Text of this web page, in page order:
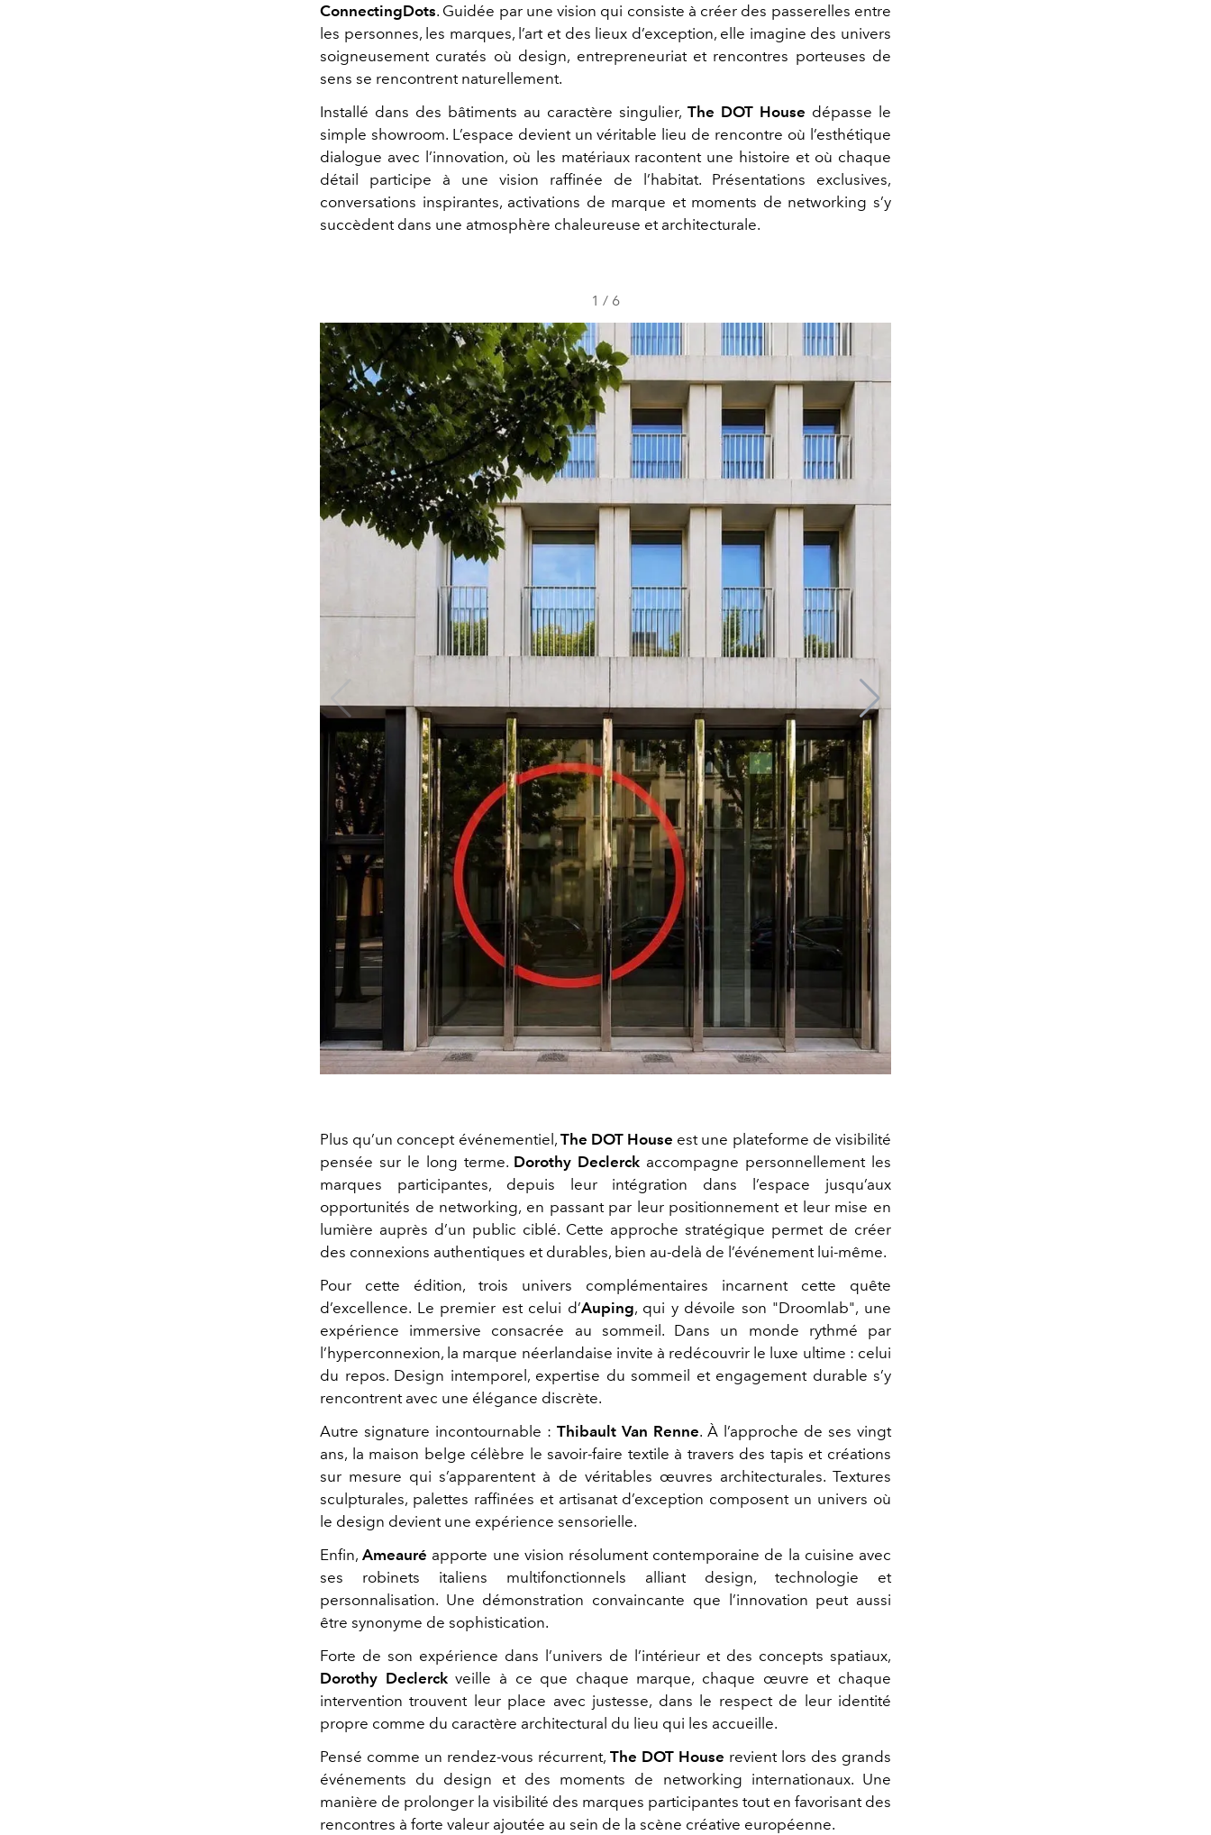
ConnectingDots. Guidée par une vision qui consiste à créer des passerelles entre
les personnes, les marques, l’art et des lieux d’exception, elle imagine des univers
soigneusement curatés où design, entrepreneuriat et rencontres porteuses de
sens se rencontrent naturellement.
Installé dans des bâtiments au caractère singulier, The DOT House dépasse le
simple showroom. L’espace devient un véritable lieu de rencontre où l’esthétique
dialogue avec l’innovation, où les matériaux racontent une histoire et où chaque
détail participe à une vision raffinée de l’habitat. Présentations exclusives,
conversations inspirantes, activations de marque et moments de networking s’y
succèdent dans une atmosphère chaleureuse et architecturale.
1 / 6
Plus qu’un concept événementiel, The DOT House est une plateforme de visibilité
pensée sur le long terme. Dorothy Declerck accompagne personnellement les
marques participantes, depuis leur intégration dans l’espace jusqu’aux
opportunités de networking, en passant par leur positionnement et leur mise en
lumière auprès d’un public ciblé. Cette approche stratégique permet de créer
des connexions authentiques et durables, bien au-delà de l’événement lui-même.
Pour cette édition, trois univers complémentaires incarnent cette quête
d’excellence. Le premier est celui d’Auping, qui y dévoile son "Droomlab", une
expérience immersive consacrée au sommeil. Dans un monde rythmé par
l’hyperconnexion, la marque néerlandaise invite à redécouvrir le luxe ultime : celui
du repos. Design intemporel, expertise du sommeil et engagement durable s’y
rencontrent avec une élégance discrète.
Autre signature incontournable : Thibault Van Renne. À l’approche de ses vingt
ans, la maison belge célèbre le savoir-faire textile à travers des tapis et créations
sur mesure qui s’apparentent à de véritables œuvres architecturales. Textures
sculpturales, palettes raffinées et artisanat d’exception composent un univers où
le design devient une expérience sensorielle.
Enfin,Ameauré apporte une vision résolument contemporaine de la cuisine avec
ses robinets italiens multifonctionnels alliant design, technologie et
personnalisation. Une démonstration convaincante que l’innovation peut aussi
être synonyme de sophistication.
Forte de son expérience dans l’univers de l’intérieur et des concepts spatiaux,
Dorothy Declerckveille à ce que chaque marque, chaque œuvre et chaque
intervention trouvent leur place avec justesse, dans le respect de leur identité
propre comme du caractère architectural du lieu qui les accueille.
Pensé comme un rendez-vous récurrent, The DOT House revient lors des grands
événements du design et des moments de networking internationaux. Une
manière de prolonger la visibilité des marques participantes tout en favorisant des
rencontres à forte valeur ajoutée au sein de la scène créative européenne.